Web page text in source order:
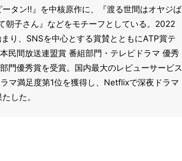
タン!!』を中核原作に、『渡る世間はオヤジば
朝子さん』などをモチーフとしている。2022
り、SNSを中心とする賞賛とともにATP賞テ
民間放送連盟賞 番組部門・テレビドラマ 優秀
門優秀賞を受賞。国内最大のレビューサービス
マ満足度第1位を獲得し、Netflixで深夜ドラマ
した。